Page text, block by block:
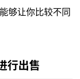
够让你比较不同
行出售